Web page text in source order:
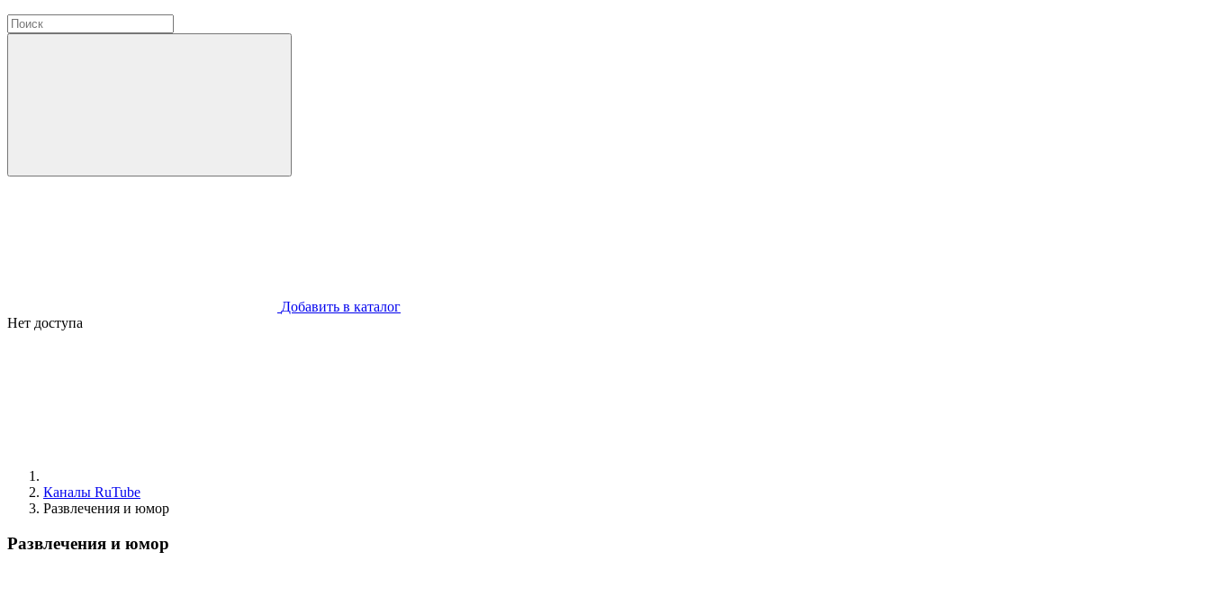
Добавить в каталог
Нет доступа
Каналы RuTube
Развлечения и юмор
Развлечения и юмор